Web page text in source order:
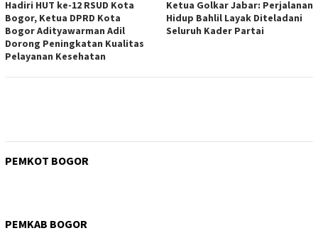
Hadiri HUT ke-12 RSUD Kota
Bogor, Ketua DPRD Kota
Bogor Adityawarman Adil
Dorong Peningkatan Kualitas
Pelayanan Kesehatan
Ketua Golkar Jabar: Perjalanan
Hidup Bahlil Layak Diteladani
Seluruh Kader Partai
PEMKOT BOGOR
PEMKAB BOGOR